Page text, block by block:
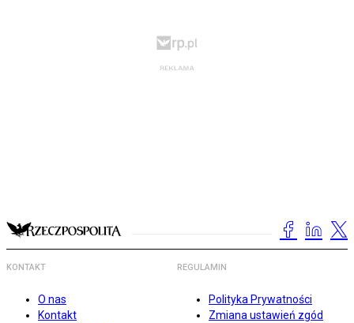
KONTAKT
O nas
Kontakt
REGULAMIN
Polityka Prywatności
Zmiana ustawień zgód